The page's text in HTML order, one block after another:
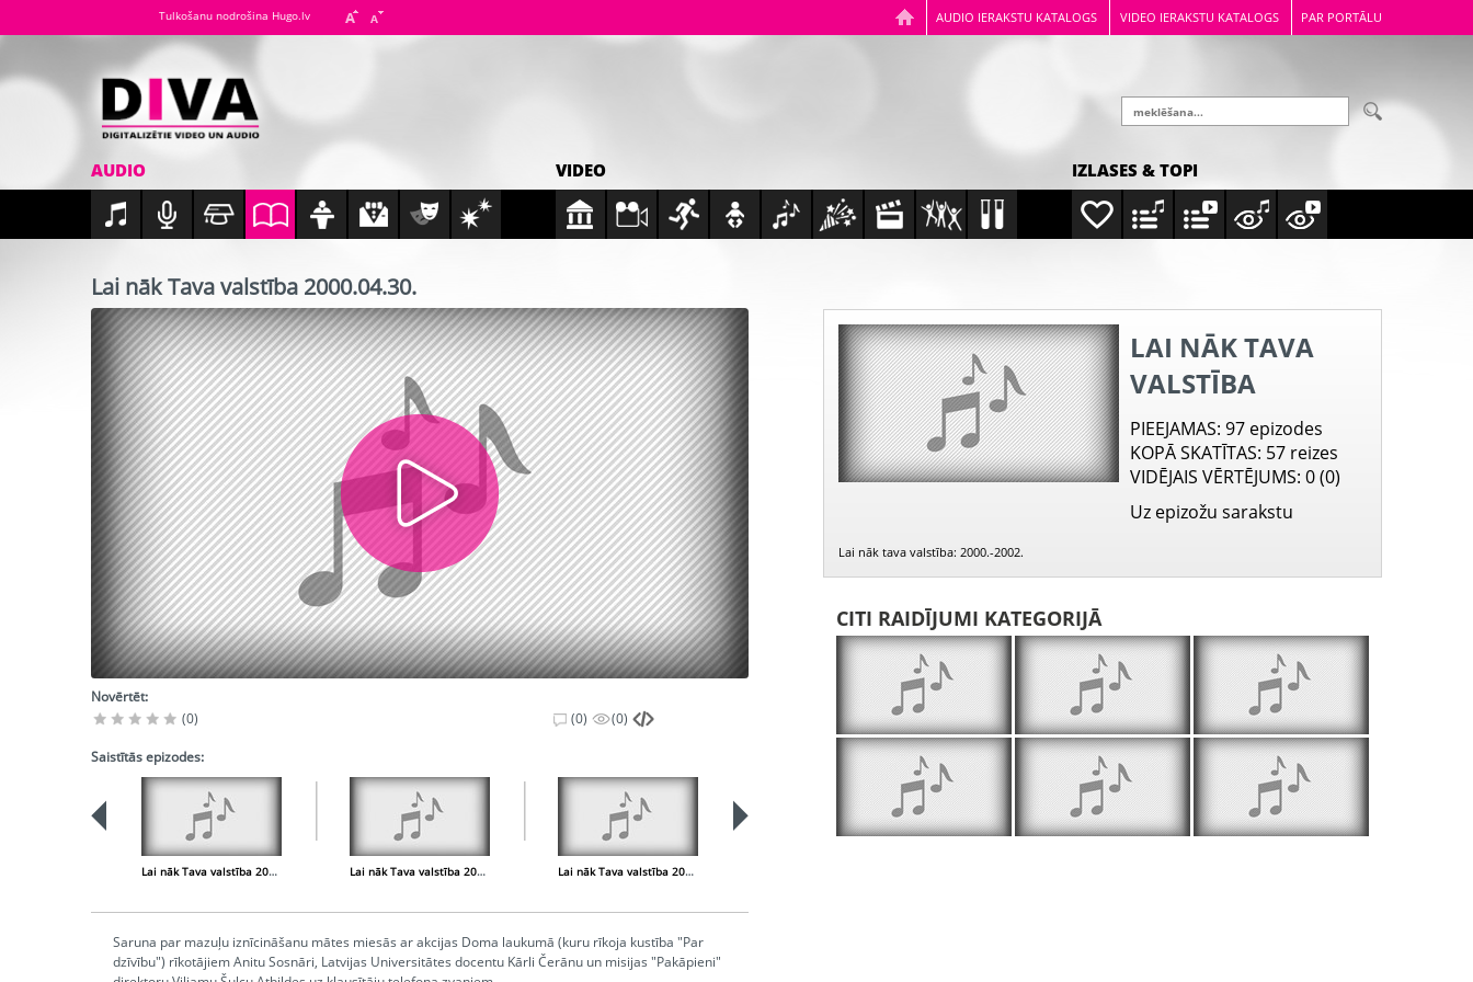
AUDIO IERAKSTU KATALOGS VIDEO IERAKSTU KATALOGS PAR PORTĀLU
Tulkošanu nodrošina Hugo.lv
AUDIO VIDEO IZLASES & TOPI
Lai nāk Tava valstība 2000.04.30.
Novērtēt:
(0)
(0) (0)
Saistītās epizodes:
Lai nāk Tava valstība 2000.04.16. Lai nāk Tava valstība 2000.05.07. Lai nāk Tava valstība 2000.05.14.
Saruna par mazuļu iznīcināšanu mātes miesās ar akcijas Doma laukumā (kuru rīkoja kustība "Par
dzīvību") rīkotājiem Anitu Sosnāri, Latvijas Universitātes docentu Kārli Čerānu un misijas "Pakāpieni"
LAI NĀK TAVA
VALSTĪBA
PIEEJAMAS: 97 epizodes
KOPĀ SKATĪTAS: 57 reizes
VIDĒJAIS VĒRTĒJUMS: 0 (0)
Uz epizožu sarakstu
Lai nāk tava valstība: 2000.-2002.
CITI RAIDĪJUMI KATEGORIJĀ